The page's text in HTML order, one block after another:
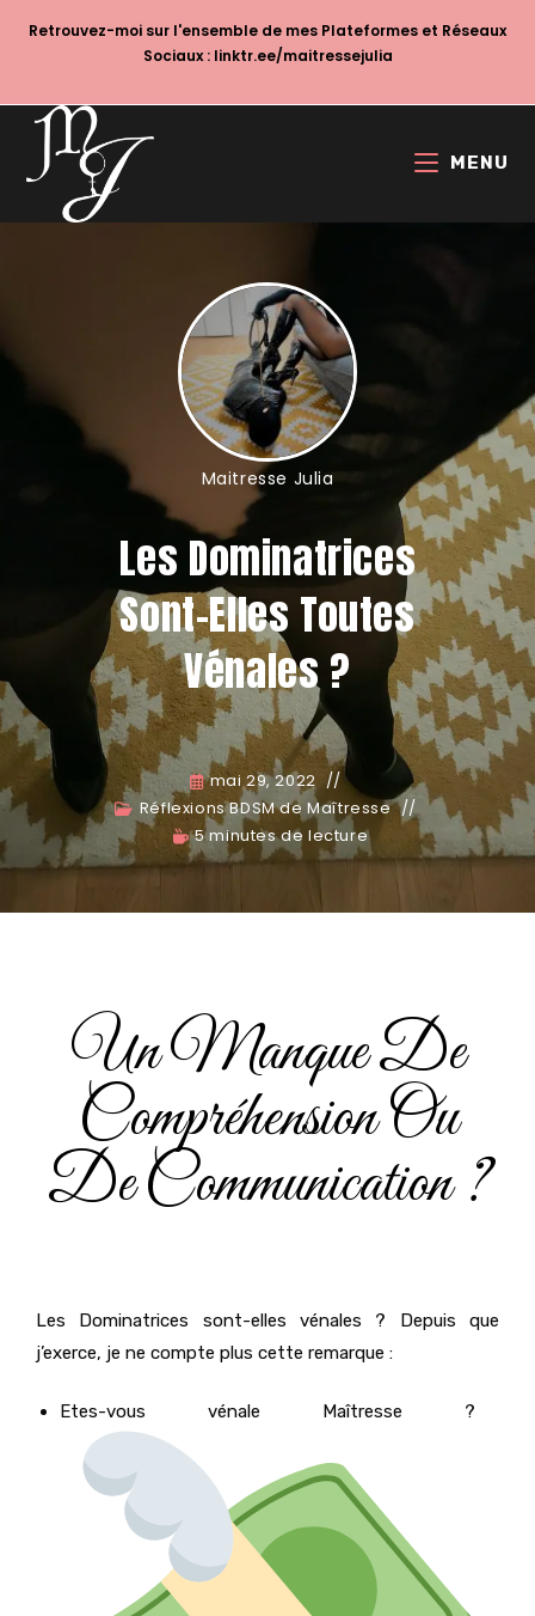
Retrouvez-moi sur l'ensemble de mes Plateformes et Réseaux
Sociaux : linktr.ee/maitressejulia
MENU
Maitresse Julia
Les Dominatrices
Sont-Elles Toutes
Vénales ?
mai 29, 2022
Réflexions BDSM de Maîtresse
5 minutes de lecture
Un Manque De
Compréhension Ou
De Communication ?
Les Dominatrices sont-elles vénales ? Depuis que
j’exerce, je ne compte plus cette remarque :
Etes-vous vénale Maîtresse ?